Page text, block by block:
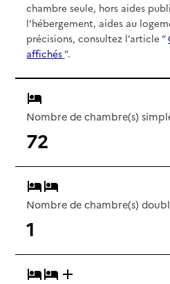
chambre seule, hors aides
l’hébergement, aides au
précisions, consultez l’article “
affichés”.
Nombre de chambre(s)
72
Nombre de chambre(s)
1